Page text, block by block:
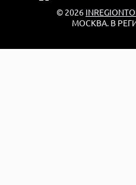
© 2026
МОСКВА. В